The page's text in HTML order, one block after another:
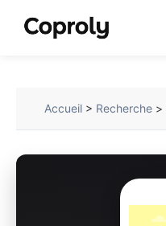
Accueil > Recherche >